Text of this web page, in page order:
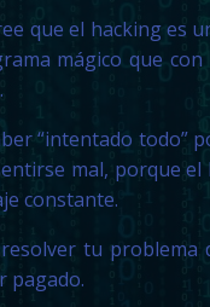
que el hacking es
mágico que
.
“intentado todo”
mal, porque
constante.
tu
pagado.